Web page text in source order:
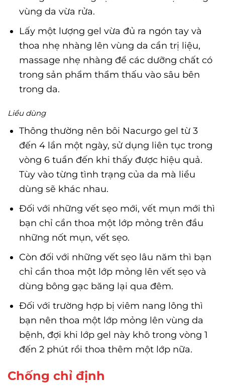
vùng da vừa rửa.
Lấy một lượng gel vừa đủ ra ngón tay và
thoa nhẹ nhàng lên vùng da cần trị liệu,
massage nhẹ nhàng để các dưỡng chất có
trong sản phẩm thẩm thấu vào sâu bên
trong da.
Liều dùng
Thông thường nên bôi Nacurgo gel từ 3
đến 4 lần một ngày, sử dụng liên tục trong
vòng 6 tuần đến khi thấy được hiệu quả.
Tùy vào từng tình trạng của da mà liều
dùng sẽ khác nhau.
Đối với những vết sẹo mới, vết mụn mới thì
bạn chỉ cần thoa một lớp mỏng trên đầu
những nốt mụn, vết sẹo.
Còn đối với những vết sẹo lâu năm thì bạn
chỉ cần thoa một lớp mỏng lên vết sẹo và
dùng bông gạc băng lại qua đêm.
Đối với trường hợp bị viêm nang lông thì
bạn nên thoa một lớp mỏng lên vùng da
bệnh, đợi khi lớp gel này khô trong vòng 1
đến 2 phút rồi thoa thêm một lớp nữa.
Chống chỉ định